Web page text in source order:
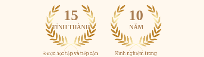
Kinh nghiệm trong
10
NĂM
Được học tập và tiếp cận
15
TỈNH THÀNH